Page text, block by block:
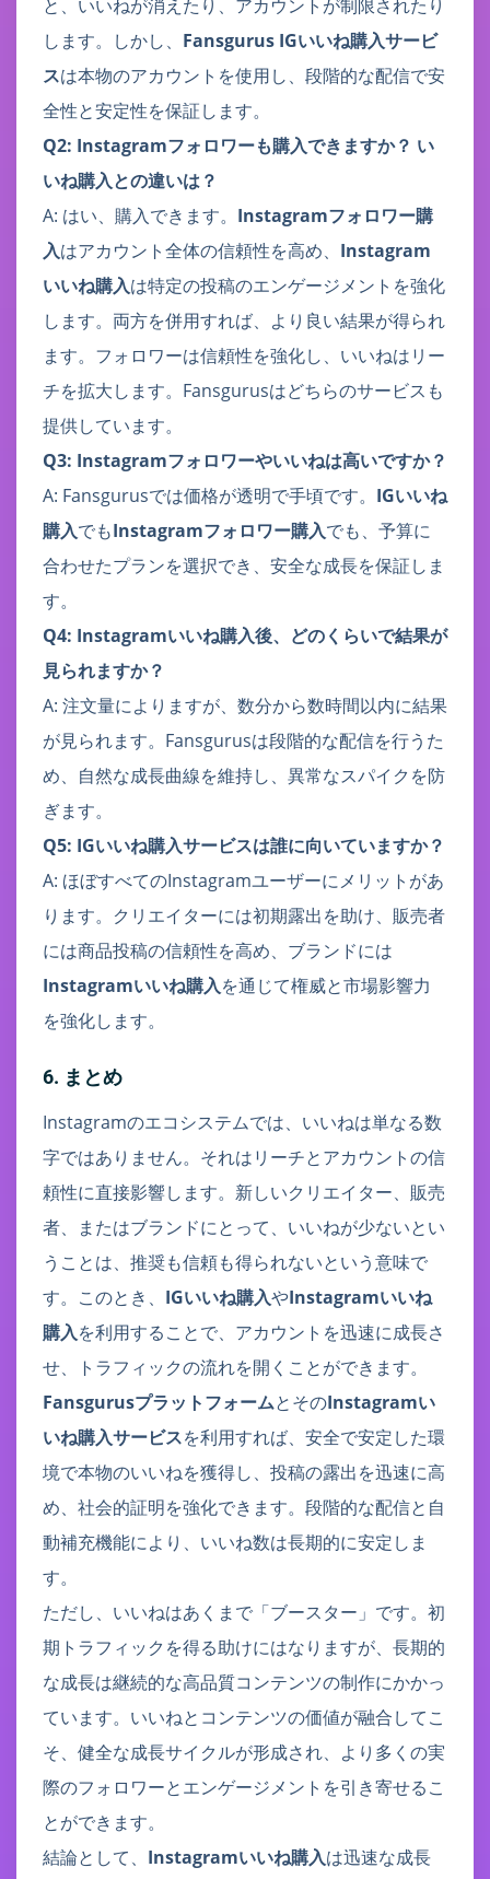
と、いいねが消えたり、アカウントが制限されたり
します。しかし、 Fansgurus IGいいね購入サービ
スは本物のアカウントを使用し、段階的な配信で安
全性と安定性を保証します。
Q2: Instagramフォロワーも購入できますか？ い
いね購入との違いは？
A: はい、購入できます。 Instagramフォロワー購
入はアカウント全体の信頼性を高め、 Instagram
いいね購入は特定の投稿のエンゲージメントを強化
します。両方を併用すれば、より良い結果が得られ
ます。フォロワーは信頼性を強化し、いいねはリー
チを拡大します。Fansgurusはどちらのサービスも
提供しています。
Q3: Instagramフォロワーやいいねは高いですか？
A: Fansgurusでは価格が透明で手頃です。 IGいいね
購入でもInstagramフォロワー購入でも、予算に
合わせたプランを選択でき、安全な成長を保証しま
す。
Q4: Instagramいいね購入後、どのくらいで結果が
見られますか？
A: 注文量によりますが、数分から数時間以内に結果
が見られます。Fansgurusは段階的な配信を行うた
め、自然な成長曲線を維持し、異常なスパイクを防
ぎます。
Q5: IGいいね購入サービスは誰に向いていますか？
A: ほぼすべてのInstagramユーザーにメリットがあ
ります。クリエイターには初期露出を助け、販売者
には商品投稿の信頼性を高め、ブランドには
Instagramいいね購入を通じて権威と市場影響力
を強化します。
6. まとめ
Instagramのエコシステムでは、いいねは単なる数
字ではありません。それはリーチとアカウントの信
頼性に直接影響します。新しいクリエイター、販売
者、またはブランドにとって、いいねが少ないとい
うことは、推奨も信頼も得られないという意味で
す。このとき、 IGいいね購入やInstagramいいね
購入を利用することで、アカウントを迅速に成長さ
せ、トラフィックの流れを開くことができます。
FansgurusプラットフォームとそのInstagramい
いね購入サービスを利用すれば、安全で安定した環
境で本物のいいねを獲得し、投稿の露出を迅速に高
め、社会的証明を強化できます。段階的な配信と自
動補充機能により、いいね数は長期的に安定しま
す。
ただし、いいねはあくまで「ブースター」です。初
期トラフィックを得る助けにはなりますが、長期的
な成長は継続的な高品質コンテンツの制作にかかっ
ています。いいねとコンテンツの価値が融合してこ
そ、健全な成長サイクルが形成され、より多くの実
際のフォロワーとエンゲージメントを引き寄せるこ
とができます。
結論として、 Instagramいいね購入は迅速な成長